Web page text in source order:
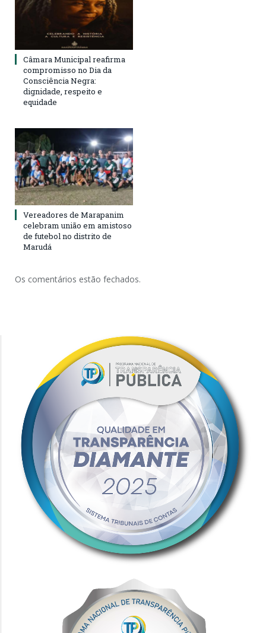
Câmara Municipal reafirma
compromisso no Dia da
Consciência Negra:
dignidade, respeito e
equidade
Vereadores de Marapanim
celebram união em amistoso
de futebol no distrito de
Marudá
Os comentários estão fechados.